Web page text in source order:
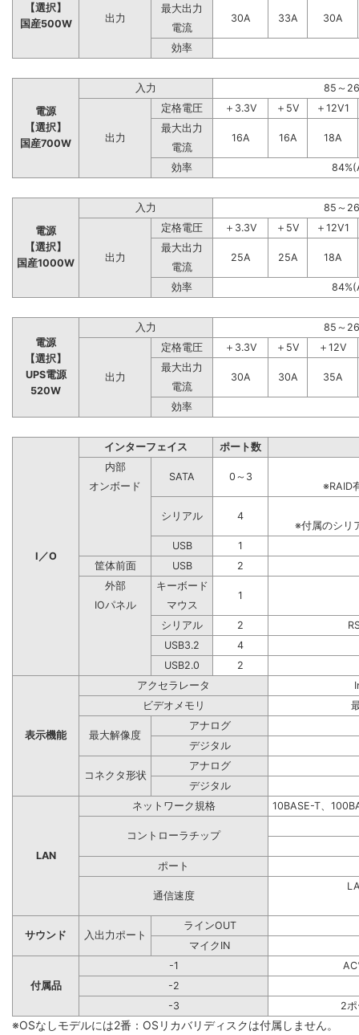
【選択】
国産500W
出力
最大出力
30A
33A
30A
電流
効率
電源
【選択】
国産700W
入力 85～
出力
定格電圧 ＋3.3V ＋5V
＋12V1
最大出力
16A
16A
18A
電流
効率
電源
【選択】
国産1000W
入力 85～
出力
定格電圧 ＋3.3V ＋5V
＋12V1
最大出力
25A
25A
18A
電流
効率
電源
【選択】
UPS電源
520W
入力 85～
出力
定格電圧 ＋3.3V ＋5V
＋12V
最大出力
30A
30A
35A
電流
効率
I／O
インターフェイス
ポート数
内部
SATA
0～3
オンボード
※RAID
シリアル
4
※付属のシリ
USB
1
筐体前面
USB
2
外部
キーボード
1
IOパネル
マウス
シリアル
2
USB3.2
4
USB2.0
2
表示機能
アクセラレータ
ビデオメモリ
最大解像度
アナログ
デジタル
コネクタ形状
アナログ
デジタル
LAN
ネットワーク規格 10BASE-T、
コントローラチップ
ポート
通信速度
サウンド 入出力ポート
ラインOUT
マイクIN
付属品
-1
-2
-3
2
※OSなしモデルには2番：OSリカバリディスクは付属しません。